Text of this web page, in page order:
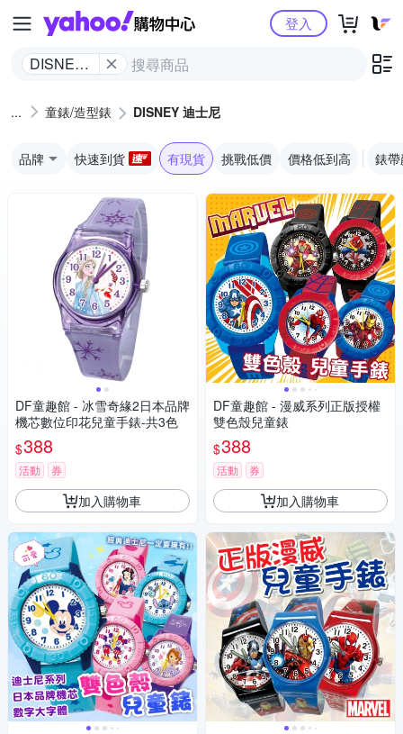
Yahoo購物中心
DISNEY
登入
童錶/造型錶 DISNEY 迪士尼
品牌 快速到貨 有現貨 挑戰低價 價格低到高 錶
DF童趣館 - 冰雪奇緣2日本品牌
機芯數位印花兒童手錶-共3色
$388
活動 券
加入購物車
DF童趣館 - 漫威系列正版授權
雙色殼兒童錶
$388
活動 券
加入購物車